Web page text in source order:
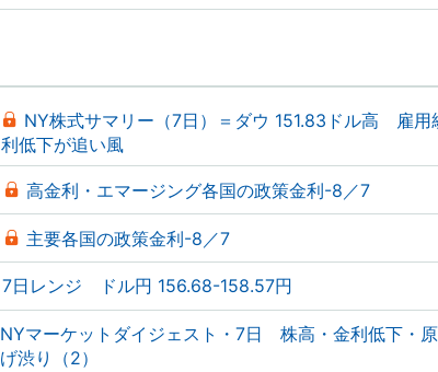
NY株式サマリー（7日）＝ダウ 151.83ドル高 雇用
利低下が追い風
高金利・エマージング各国の政策金利-8／7
主要各国の政策金利-8／7
7日レンジ ドル円 156.68-158.57円
NYマーケットダイジェスト・7日 株高・金利低下・
げ渋り（2）